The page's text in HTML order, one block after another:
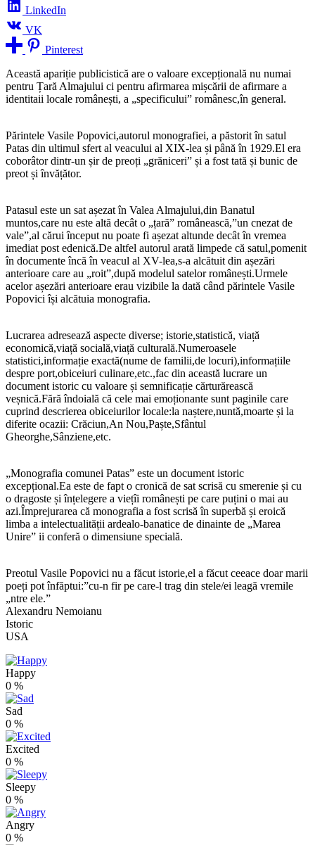
LinkedIn
VK
Pinterest
Această apariție publicistică are o valoare excepțională nu numai
pentru Țară Almajului ci pentru afirmarea mișcării de afirmare a
identitaii locale românești, a „specificului” românesc,în general.
Părintele Vasile Popovici,autorul monografiei, a păstorit în satul
Patas din ultimul sfert al veacului al XIX-lea și până în 1929.El era
coborâtor dintr-un șir de preoți „grăniceri” și a fost tată și bunic de
preot și învățător.
Patasul este un sat așezat în Valea Almajului,din Banatul
muntos,care nu este altă decât o „țară” românească,”un cnezat de
vale”,al cărui început nu poate fi așezat altunde decât în vremea
imediat post edenică.De altfel autorul arată limpede că satul,pomenit
în documente încă în veacul al XV-lea,s-a alcătuit din așezări
anterioare care au „roit”,după modelul satelor românești.Urmele
acelor așezări anterioare erau vizibile la dată când părintele Vasile
Popovici își alcătuia monografia.
Lucrarea adresează aspecte diverse; istorie,statistică, viață
economică,viață socială,viață culturală.Numeroasele
statistici,informație exactă(nume de familii,de locuri),informațiile
despre port,obiceiuri culinare,etc.,fac din această lucrare un
document istoric cu valoare și semnificație cărturărească
veșnică.Fără îndoială că cele mai emoționante sunt paginile care
cuprind descrierea obiceiurilor locale:la naștere,nuntă,moarte și la
diferite ocazii: Crăciun,An Nou,Paște,Sfântul
Gheorghe,Sânziene,etc.
„Monografia comunei Patas” este un document istoric
excepțional.Ea este de fapt o cronică de sat scrisă cu smerenie și cu
o dragoste și înțelegere a viețîi românești pe care puțini o mai au
azi.Împrejurarea că monografia a fost scrisă în superbă și eroică
limba a intelectualității ardealo-banatice de dinainte de „Marea
Unire” ii conferă o dimensiune specială.
Preotul Vasile Popovici nu a făcut istorie,el a făcut ceeace doar marii
poeți pot înfăptui:”cu-n fir pe care-l trag din stele/ei leagă vremile
„ntre ele.”
Alexandru Nemoianu
Istoric
USA
Happy
0 %
Sad
0 %
Excited
0 %
Sleepy
0 %
Angry
0 %